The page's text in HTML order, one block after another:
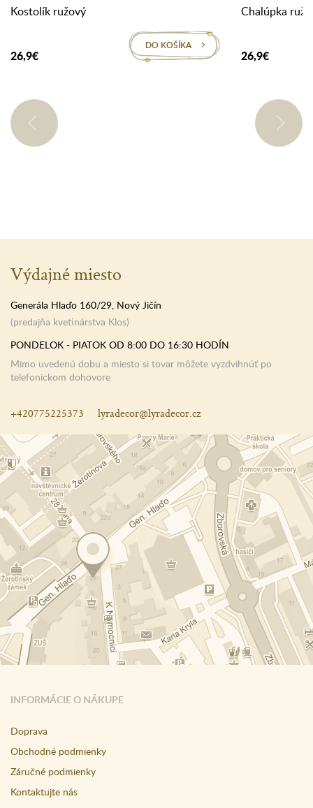
Kostolík ružový
26,9€
DO KOŠÍKA
Chalúpka
26,9€
INFORMÁCIE O NÁKUPE
Doprava
Obchodné podmienky
Záručné podmienky
Kontaktujte nás
Výdajné miesto
Generála Hlaďo 160/29, Nový Jičín
(predajňa kvetinárstva Klos)
PONDELOK - PIATOK OD 8:00 DO 16:30 HODÍN
Mimo uvedenú dobu a miesto si tovar môžete vyzdvihnúť po
telefonickom dohovore
+420775225373 lyradecor@lyradecor.cz